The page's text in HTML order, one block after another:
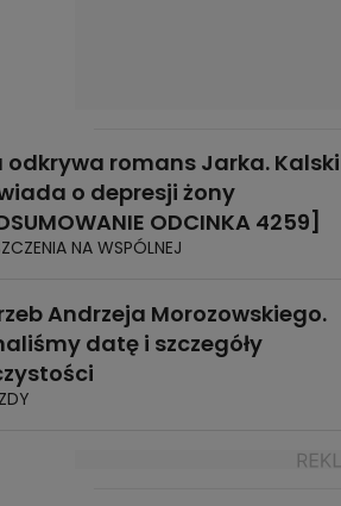
odkrywa romans Jarka. Kalski
o depresji żony
ODCINKA 4259]
NA WSPÓLNEJ
Andrzeja Morozowskiego.
datę i szczegóły